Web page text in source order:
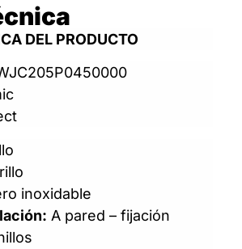
DEL PRODUCTO
inoxidable
A pared – fijación